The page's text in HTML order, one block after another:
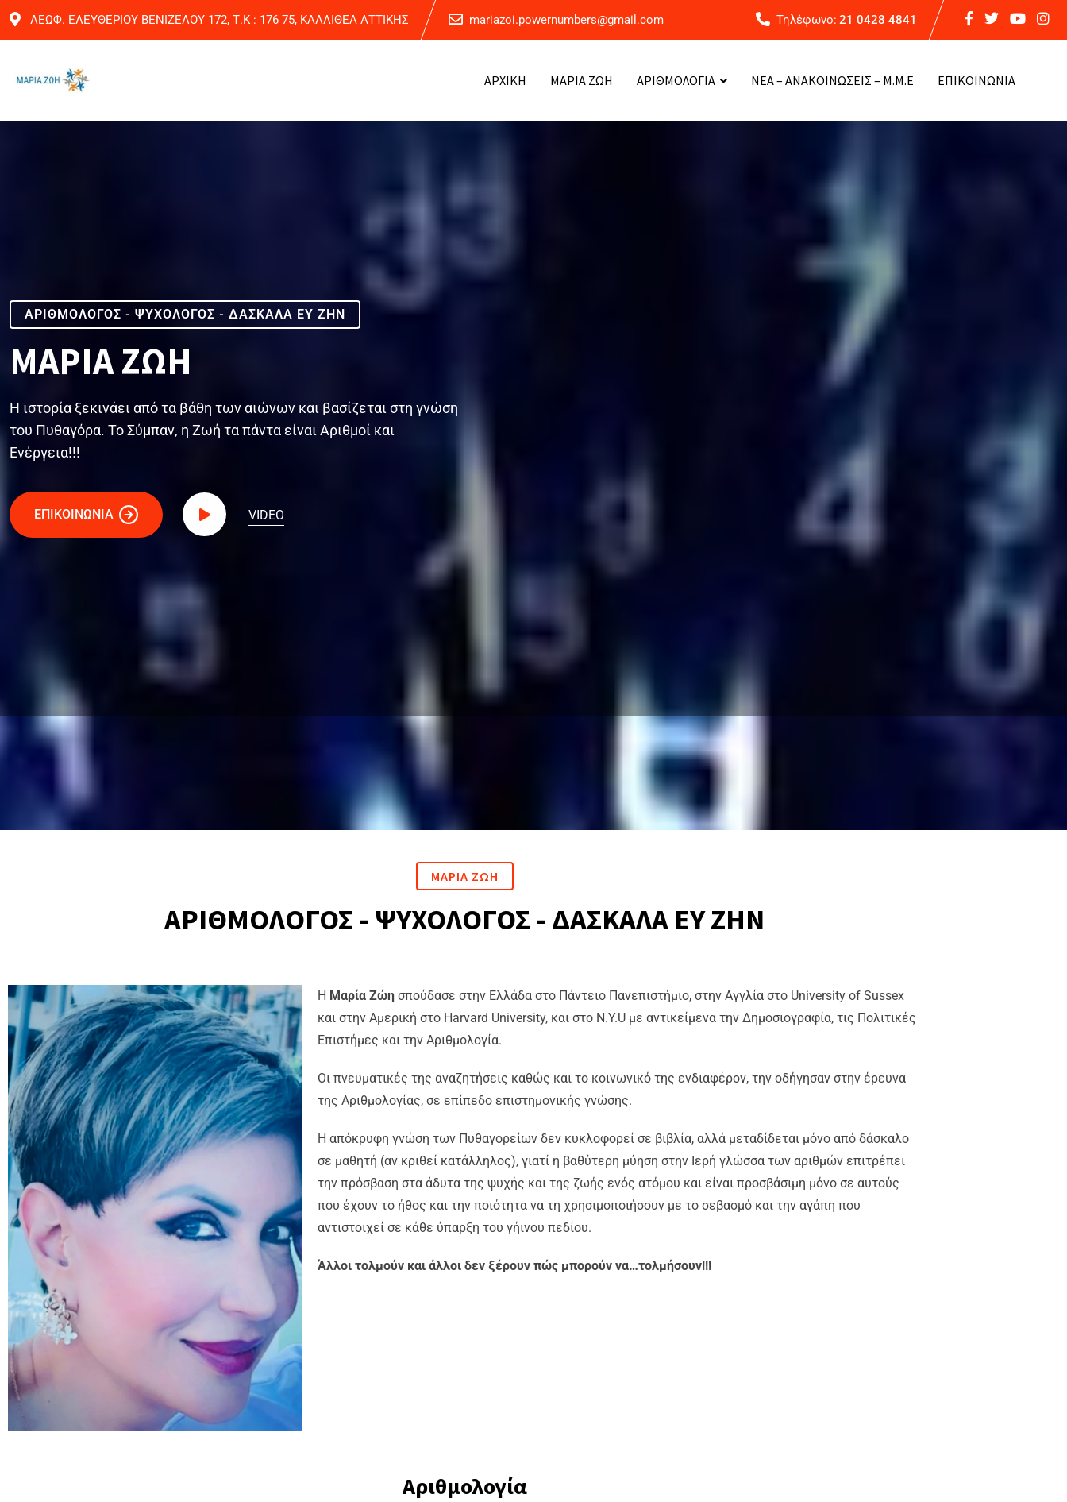
ΛΕΩΦ. ΕΛΕΥΘΕΡΙΟΥ ΒΕΝΙΖΕΛΟΥ 172, Τ.Κ : 176 75, ΚΑΛΛΙΘΕΑ ΑΤΤΙΚΗΣ mariazoi.powernumbers@gmail.com Τηλέφωνο: 21 0428 4841
ΑΡΧΙΚΗ ΜΑΡΙΑ ΖΩΗ ΑΡΙΘΜΟΛΟΓΙΑ ΝΕΑ – ΑΝΑΚΟΙΝΩΣΕΙΣ – Μ.Μ.Ε ΕΠΙΚΟΙΝΩΝΙΑ
ΑΡΙΘΜΟΛΟΓΟΣ - ΨΥΧΟΛΟΓΟΣ - ΔΑΣΚΑΛΑ ΕΥ ΖΗΝ
ΜΑΡΙΑ ΖΩΗ
Η ιστορία ξεκινάει από τα βάθη των αιώνων και βασίζεται στη γνώση
του Πυθαγόρα. Το Σύμπαν, η Ζωή τα πάντα είναι Αριθμοί και
Ενέργεια!!!
ΕΠΙΚΟΙΝΩΝΙΑ VIDEO
ΜΑΡΙΑ ΖΩΗ
ΑΡΙΘΜΟΛΟΓΟΣ - ΨΥΧΟΛΟΓΟΣ - ΔΑΣΚΑΛΑ ΕΥ ΖΗΝ
Η Μαρία Ζώησπούδασε στην Ελλάδα στο Πάντειο Πανεπιστήμιο, στην Αγγλία στο University of Sussex
και στην Αμερική στο Harvard University, και στο N.Y.U με αντικείμενα την Δημοσιογραφία, τις Πολιτικές
Επιστήμες και την Αριθμολογία.
Οι πνευματικές της αναζητήσεις καθώς και το κοινωνικό της ενδιαφέρον, την οδήγησαν στην έρευνα
της Αριθμολογίας, σε επίπεδο επιστημονικής γνώσης.
Η απόκρυφη γνώση των Πυθαγορείων δεν κυκλοφορεί σε βιβλία, αλλά μεταδίδεται μόνο από δάσκαλο
σε μαθητή (αν κριθεί κατάλληλος), γιατί η βαθύτερη μύηση στην Ιερή γλώσσα των αριθμών επιτρέπει
την πρόσβαση στα άδυτα της ψυχής και της ζωής ενός ατόμου και είναι προσβάσιμη μόνο σε αυτούς
που έχουν το ήθος και την ποιότητα να τη χρησιμοποιήσουν με το σεβασμό και την αγάπη που
αντιστοιχεί σε κάθε ύπαρξη του γήινου πεδίου.
Άλλοι τολμούν και άλλοι δεν ξέρουν πώς μπορούν να…τολμήσουν!!!
Αριθμολογία